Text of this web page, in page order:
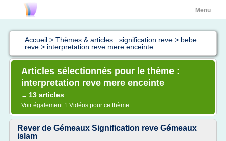
Menu
Accueil > Thèmes & articles : signification reve > bebe
reve > interpretation reve mere enceinte
Articles sélectionnés pour le thème :
interpretation reve mere enceinte
→ 13 articles
Voir également 1 Vidéos pour ce thème
Rever de Gémeaux Signification reve Gémeaux
islam